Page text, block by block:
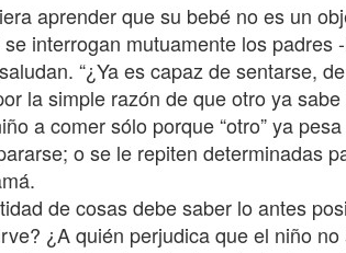
aprender que su bebé no es un
interrogan mutuamente los padres
“¿Ya es capaz de sentarse,
la simple razón de que otro ya
a comer sólo porque “otro” ya
o se le repiten determinadas
de cosas debe saber lo antes
¿A quién perjudica que el niño